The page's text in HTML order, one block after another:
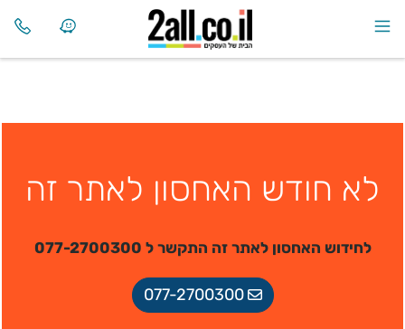
לא חודש האחסון לאתר זה
לחידוש האחסון לאתר זה התקשר ל 077-2700300
077-2700300